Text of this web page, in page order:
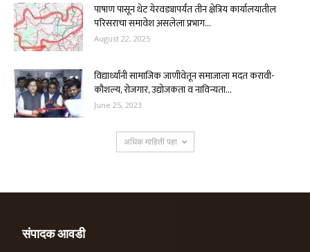
पाषाण पासून थेट येरवड्यापर्यंत तीन क्षेत्रिय कार्यालयातील
परिसराचा समावेश असलेला प्रभाग...
August 22, 2025
विद्यार्थ्यांनी सामाजिक जाणीवेतून समाजाला मदत करावी-
कौशल्य, रोजगार, उद्योजकता व नाविन्यता...
June 25, 2023
अधिक माहिती पहा
संपादक आवडी